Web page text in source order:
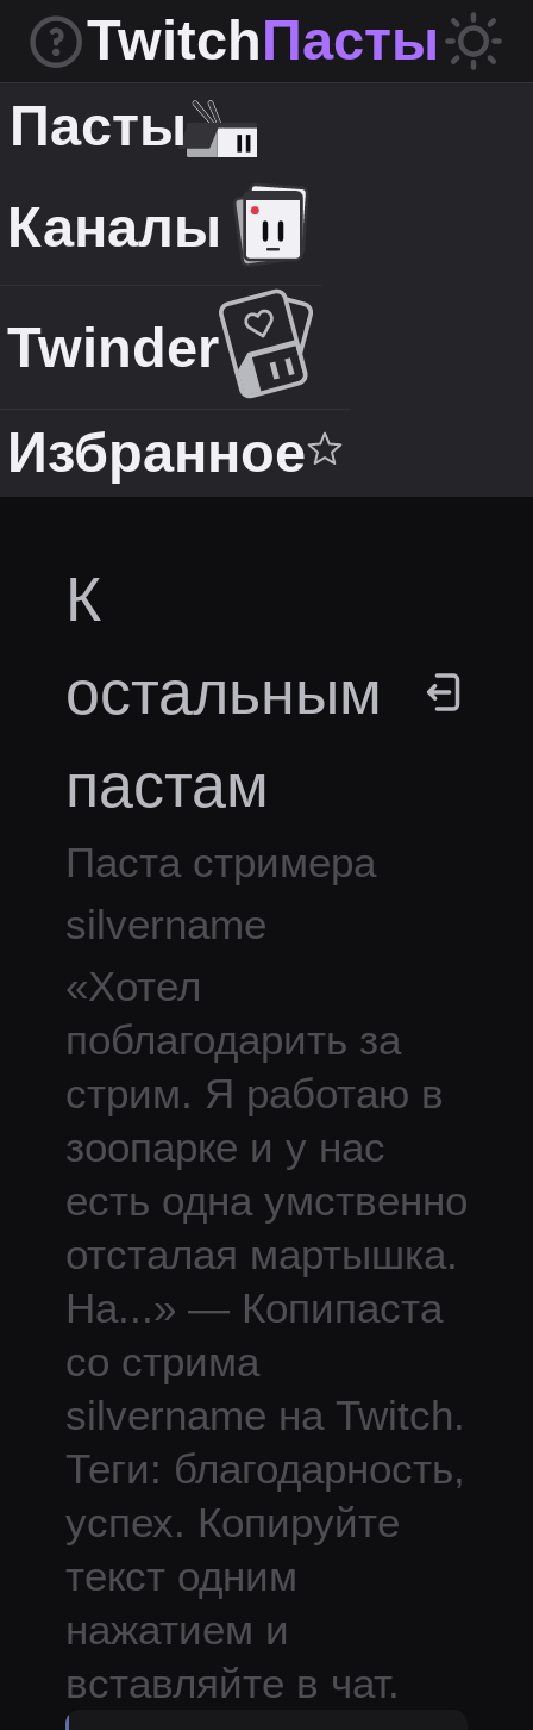
TwitchПасты
Пасты
Каналы
Twinder
Избранное
К
остальным
пастам
Паста стримера
silvername
«Хотел
поблагодарить за
стрим. Я работаю в
зоопарке и у нас
есть одна умственно
отсталая мартышка.
На...» — Копипаста
со стрима
silvername на Twitch.
Теги: благодарность,
успех. Копируйте
текст одним
нажатием и
вставляйте в чат.